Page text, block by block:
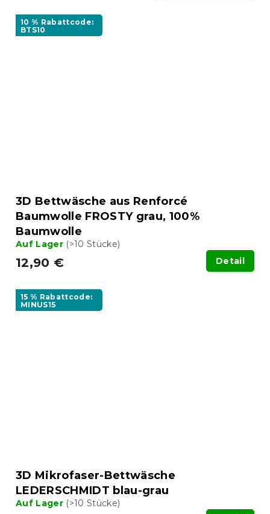
10 % Rabattcode:
BTS10
3D Bettwäsche aus Renforcé
Baumwolle FROSTY grau, 100%
Baumwolle
Auf Lager (>10 Stücke)
12,90 € Detail
15 % Rabattcode:
MINUS15
3D Mikrofaser-Bettwäsche
LEDERSCHMIDT blau-grau
Auf Lager (>10 Stücke)